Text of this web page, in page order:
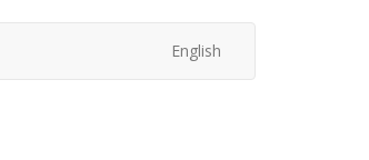
English